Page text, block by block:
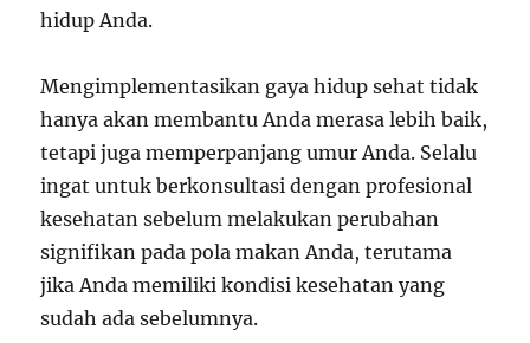
hidup Anda.
Mengimplementasikan gaya hidup sehat tidak
hanya akan membantu Anda merasa lebih baik,
tetapi juga memperpanjang umur Anda. Selalu
ingat untuk berkonsultasi dengan profesional
kesehatan sebelum melakukan perubahan
signifikan pada pola makan Anda, terutama
jika Anda memiliki kondisi kesehatan yang
sudah ada sebelumnya.